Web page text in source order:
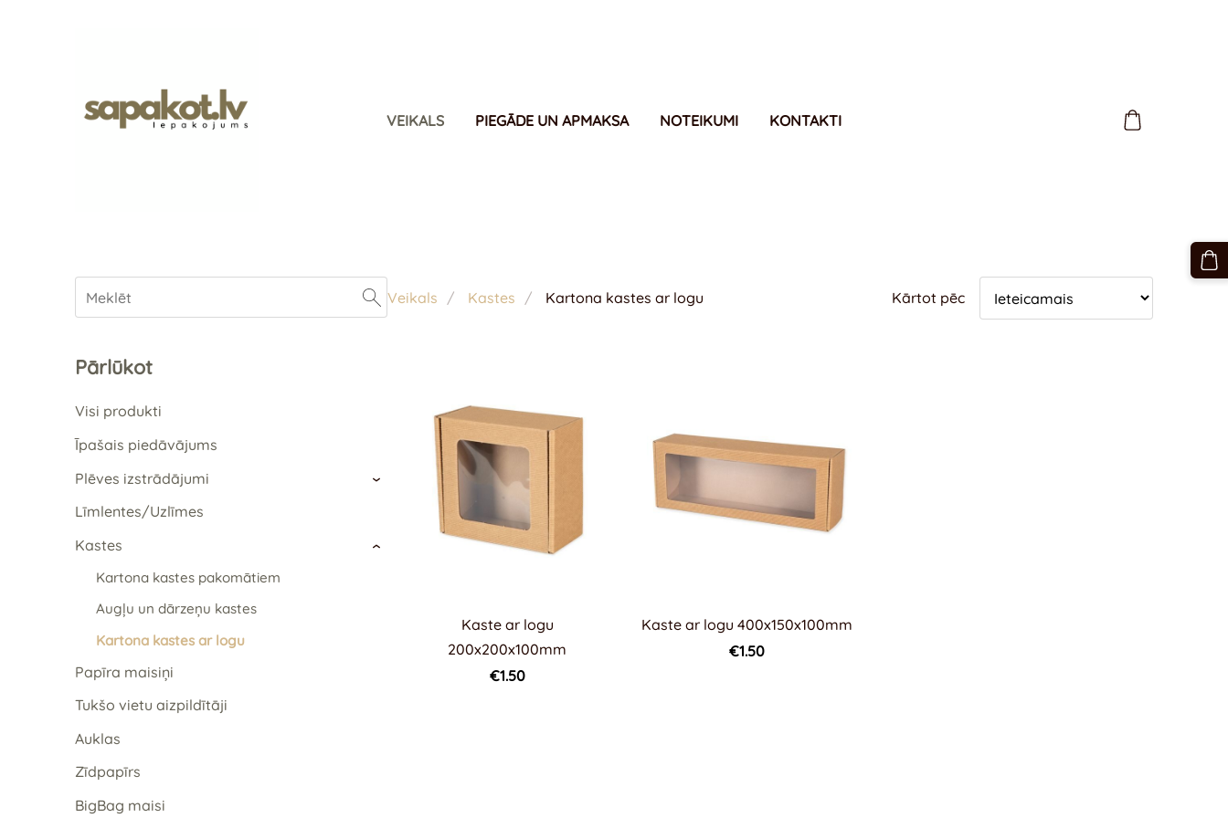
VEIKALS PIEGĀDE UN APMAKSA NOTEIKUMI KONTAKTI
Pārlūkot
Visi produkti
Īpašais piedāvājums
Plēves izstrādājumi
›
Līmlentes/Uzlīmes
Kastes
Kartona kastes pakomātiem
Augļu un dārzeņu kastes
Kartona kastes ar logu
›
Papīra maisiņi
Tukšo vietu aizpildītāji
Auklas
Zīdpapīrs
BigBag maisi
Veikals Kastes Kartona kastes ar logu Kārtot pēc
Kaste ar logu
200x200x100mm
€1.50
Kaste ar logu 400x150x100mm
€1.50